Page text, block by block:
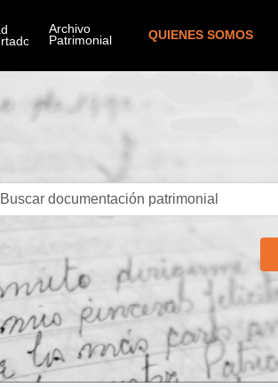
QUIENES SOMOS